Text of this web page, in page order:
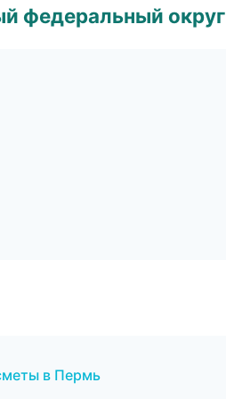
федеральный округ
в Пермь